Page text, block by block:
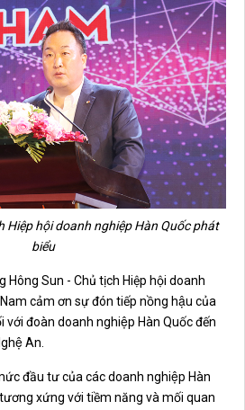
Hiệp hội doanh nghiệp Hàn Quốc phát
biểu
Hông Sun - Chủ tịch Hiệp hội doanh
cảm ơn sự đón tiếp nồng hậu của
với đoàn doanh nghiệp Hàn Quốc đến
An.
ức đầu tư của các doanh nghiệp Hàn
xứng với tiềm năng và mối quan